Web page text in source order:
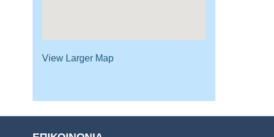
View Larger Map